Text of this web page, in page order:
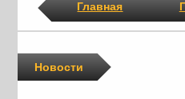
Главная
Новости